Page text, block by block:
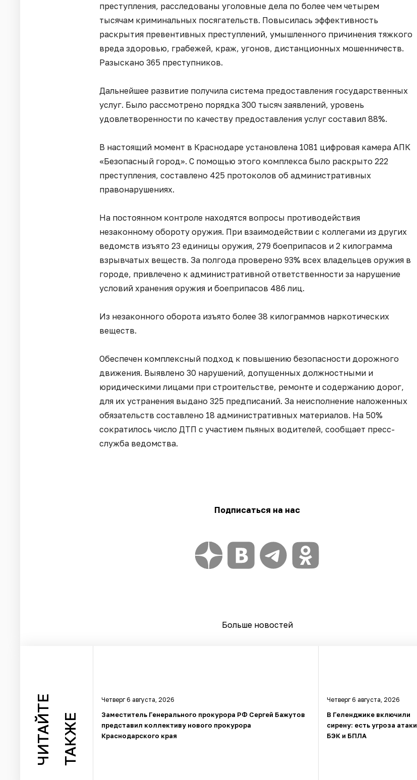
преступления, расследованы уголовные дела по более чем четырем
тысячам криминальных посягательств. Повысилась эффективность
раскрытия превентивных преступлений, умышленного причинения тяжкого
вреда здоровью, грабежей, краж, угонов, дистанционных мошенничеств.
Разыскано 365 преступников.
Дальнейшее развитие получила система предоставления государственных
услуг. Было рассмотрено порядка 300 тысяч заявлений, уровень
удовлетворенности по качеству предоставления услуг составил 88%.
В настоящий момент в Краснодаре установлена 1081 цифровая камера АПК
«Безопасный город». С помощью этого комплекса было раскрыто 222
преступления, составлено 425 протоколов об административных
правонарушениях.
На постоянном контроле находятся вопросы противодействия
незаконному обороту оружия. При взаимодействии с коллегами из других
ведомств изъято 23 единицы оружия, 279 боеприпасов и 2 килограмма
взрывчатых веществ. За полгода проверено 93% всех владельцев оружия в
городе, привлечено к административной ответственности за нарушение
условий хранения оружия и боеприпасов 486 лиц.
Из незаконного оборота изъято более 38 килограммов наркотических
веществ.
Обеспечен комплексный подход к повышению безопасности дорожного
движения. Выявлено 30 нарушений, допущенных должностными и
юридическими лицами при строительстве, ремонте и содержанию дорог,
для их устранения выдано 325 предписаний. За неисполнение наложенных
обязательств составлено 18 административных материалов. На 50%
сократилось число ДТП с участием пьяных водителей, сообщает пресс-
служба ведомства.
Подписаться на нас
Больше новостей
ЧИТАЙТЕ ТАКЖЕ
Четверг 6 августа, 2026
Заместитель Генерального прокурора РФ Сергей Бажутов
представил коллективу нового прокурора
Краснодарского края
Четверг 6 августа, 2026
В Геленджике включили
сирену: есть угроза атаки
БЭК и БПЛА